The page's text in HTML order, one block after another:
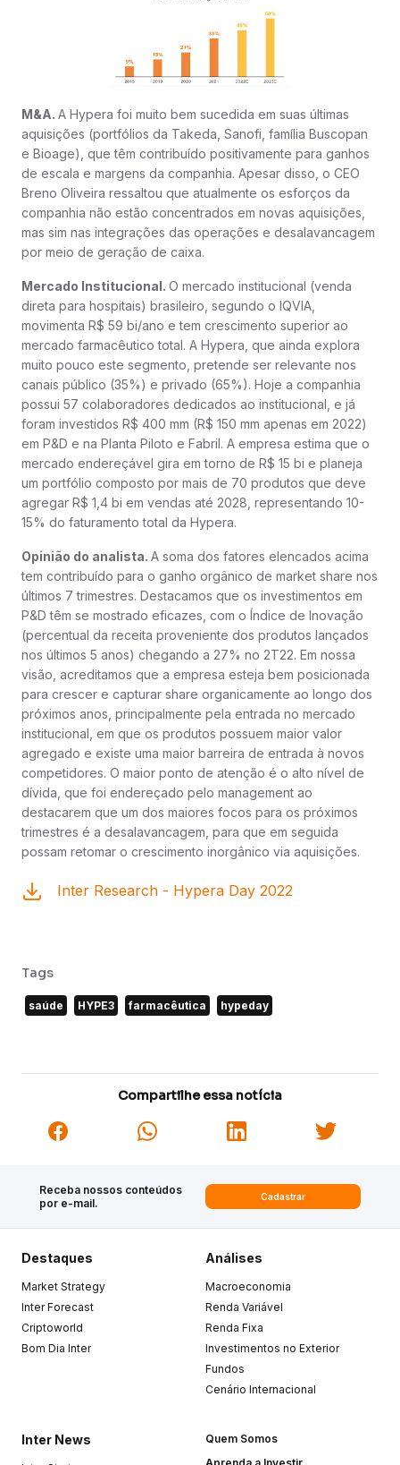
M&A. A Hypera foi muito bem sucedida em suas últimas
aquisições (portfólios da Takeda, Sanofi, família Buscopan
e Bioage), que têm contribuído positivamente para ganhos
de escala e margens da companhia. Apesar disso, o CEO
Breno Oliveira ressaltou que atualmente os esforços da
companhia não estão concentrados em novas aquisições,
mas sim nas integrações das operações e desalavancagem
por meio de geração de caixa.
Mercado Institucional. O mercado institucional (venda
direta para hospitais) brasileiro, segundo o IQVIA,
movimenta R$ 59 bi/ano e tem crescimento superior ao
mercado farmacêutico total. A Hypera, que ainda explora
muito pouco este segmento, pretende ser relevante nos
canais público (35%) e privado (65%). Hoje a companhia
possui 57 colaboradores dedicados ao institucional, e já
foram investidos R$ 400 mm (R$ 150 mm apenas em 2022)
em P&D e na Planta Piloto e Fabril. A empresa estima que o
mercado endereçável gira em torno de R$ 15 bi e planeja
um portfólio composto por mais de 70 produtos que deve
agregar R$ 1,4 bi em vendas até 2028, representando 10-
15% do faturamento total da Hypera.
Opinião do analista. A soma dos fatores elencados acima
tem contribuído para o ganho orgânico de market share nos
últimos 7 trimestres. Destacamos que os investimentos em
P&D têm se mostrado eficazes, com o Índice de Inovação
(percentual da receita proveniente dos produtos lançados
nos últimos 5 anos) chegando a 27% no 2T22. Em nossa
visão, acreditamos que a empresa esteja bem posicionada
para crescer e capturar share organicamente ao longo dos
próximos anos, principalmente pela entrada no mercado
institucional, em que os produtos possuem maior valor
agregado e existe uma maior barreira de entrada à novos
competidores. O maior ponto de atenção é o alto nível de
dívida, que foi endereçado pelo management ao
destacarem que um dos maiores focos para os próximos
trimestres é a desalavancagem, para que em seguida
possam retomar o crescimento inorgânico via aquisições.
Inter Research - Hypera Day 2022
Tags
saúde HYPE3 farmacêutica hypeday
Compartilhe essa notícia
Receba nossos conteúdos
por e-mail.
Cadastrar
Destaques
Market Strategy
Inter Forecast
Criptoworld
Bom Dia Inter
Análises
Macroeconomia
Renda Variável
Renda Fixa
Investimentos no Exterior
Fundos
Cenário Internacional
Inter News
Quem Somos